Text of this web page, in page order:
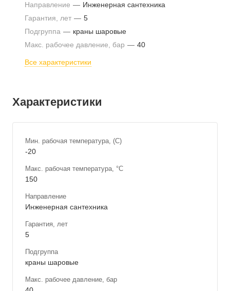
Направление — Инженерная сантехника
Гарантия, лет — 5
Подгруппа — краны шаровые
Макс. рабочее давление, бар — 40
Все характеристики
Характеристики
Мин. рабочая температура, (С)
-20
Макс. рабочая температура, °С
150
Направление
Инженерная сантехника
Гарантия, лет
5
Подгруппа
краны шаровые
Макс. рабочее давление, бар